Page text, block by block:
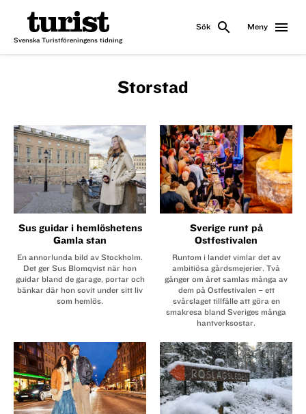
Svenska Turistföreningens tidning
Sök search Meny menu
Storstad
Sus guidar i hemlöshetens
Gamla stan
En annorlunda bild av Stockholm.
Det ger Sus Blomqvist när hon
guidar bland de garage, portar och
bänkar där hon sovit under sitt liv
som hemlös.
Sverige runt på
Ostfestivalen
Runtom i landet vimlar det av
ambitiösa gårds­mejerier. Två
gånger om året samlas många av
dem på Ostfestivalen – ett
svårslaget tillfälle att göra en
smakresa bland Sveriges många
hantverksostar.